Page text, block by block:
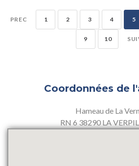
PREC 1 2 3 4 5
9 10
Coordonnées de
Hameau de La
RN 6 38290 LA